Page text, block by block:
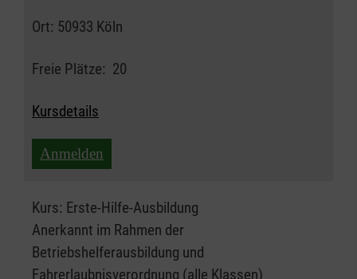
Ort: 50933 Köln
Freie Plätze: 20
Kursdetails
Anmelden
Kurs: Erste-Hilfe-Ausbildung
Anerkannt im Rahmen der
Betriebshelferausbildung und
Fahrerlaubnisverordnung (alle Klassen)